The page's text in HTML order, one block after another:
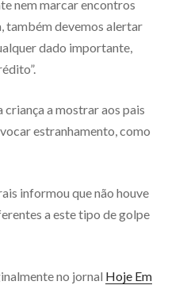
nem marcar encontros
também devemos alertar
dado importante,
a mostrar aos pais
estranhamento, como
informou que não houve
a este tipo de golpe
no jornal Hoje Em